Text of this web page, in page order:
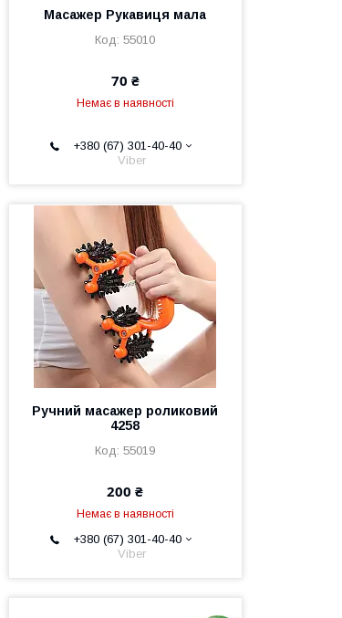
Масажер Рукавиця мала
55010
70 ₴
Немає в наявності
+380 (67) 301-40-40
Viber
Ручний масажер роликовий
4258
55019
200 ₴
Немає в наявності
+380 (67) 301-40-40
Viber